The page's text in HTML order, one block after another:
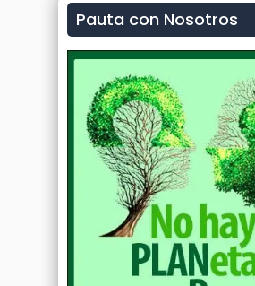
Pauta con Nosotros